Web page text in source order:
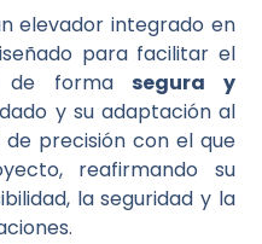
elevador integrado en
para facilitar el
de formasegura y
y su adaptación al
precisión con el que
reafirmando su
la seguridad y la